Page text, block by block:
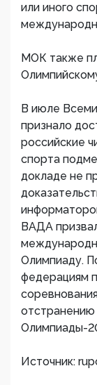
или иного
МОК также
В июле
признало
российские
спорта
докладе не
ВАДА
Олимпиаду.
федерациям
отстранению
Олимпиады-
Источник: